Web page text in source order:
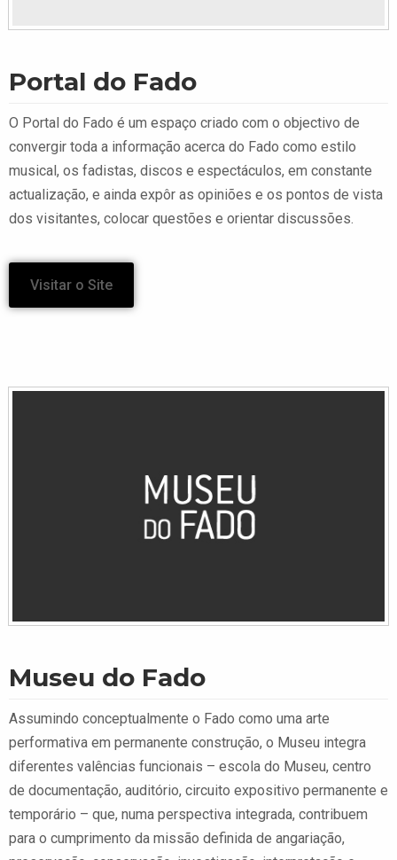
Portal do Fado
O Portal do Fado é um espaço criado com o objectivo de
convergir toda a informação acerca do Fado como estilo
musical, os fadistas, discos e espectáculos, em constante
actualização, e ainda expôr as opiniões e os pontos de vista
dos visitantes, colocar questões e orientar discussões.
Visitar o Site
Museu do Fado
Assumindo conceptualmente o Fado como uma arte
performativa em permanente construção, o Museu integra
diferentes valências funcionais – escola do Museu, centro
de documentação, auditório, circuito expositivo permanente e
temporário – que, numa perspectiva integrada, contribuem
para o cumprimento da missão definida de angariação,